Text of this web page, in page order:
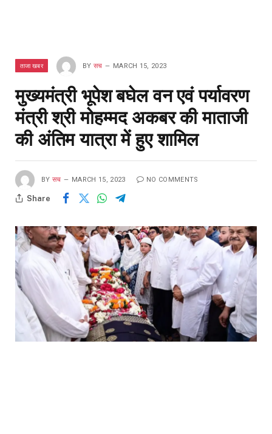
ताजा खबर BY सच MARCH 15, 2023
मुख्यमंत्री भूपेश बघेल वन एवं पर्यावरण
मंत्री श्री मोहम्मद अकबर की माताजी
की अंतिम यात्रा में हुए शामिल
BY सच MARCH 15, 2023 NO COMMENTS
Share